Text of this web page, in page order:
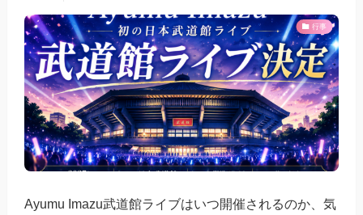
行事
Ayumu Imazu武道館ライブはいつ開催されるのか、気